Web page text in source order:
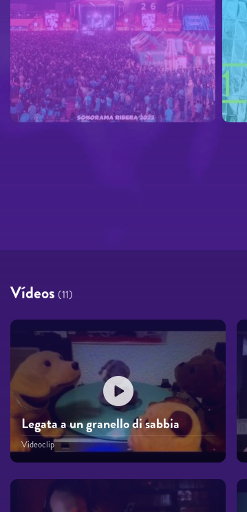
Vídeos (11)
Legata a un granello di sabbia
Videoclip